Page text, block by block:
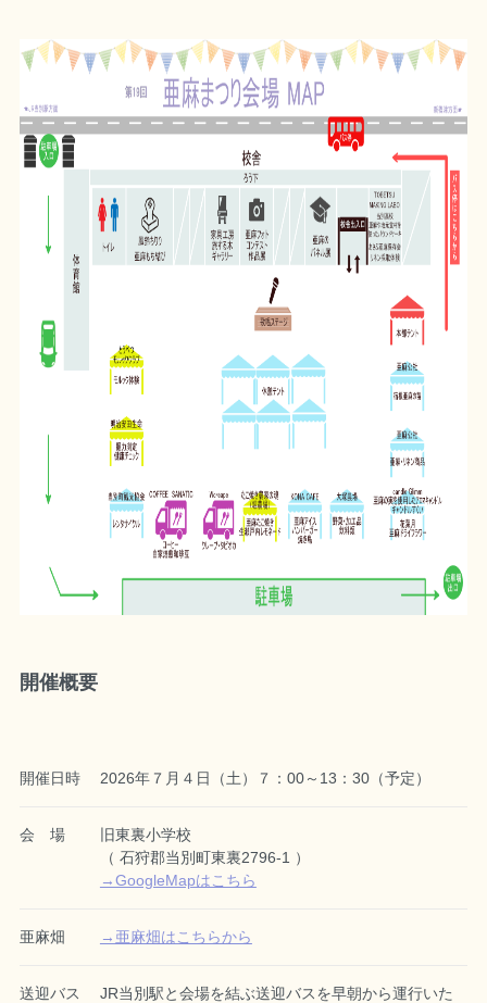
開催概要
開催日時 2026年７月４日（土）７：00～13：30（予定）
会 場
旧東裏小学校
（ 石狩郡当別町東裏2796-1 ）
→GoogleMapはこちら
亜麻畑 →亜麻畑はこちらから
送迎バス
JR当別駅と会場を結ぶ送迎バスを早朝から運行いた